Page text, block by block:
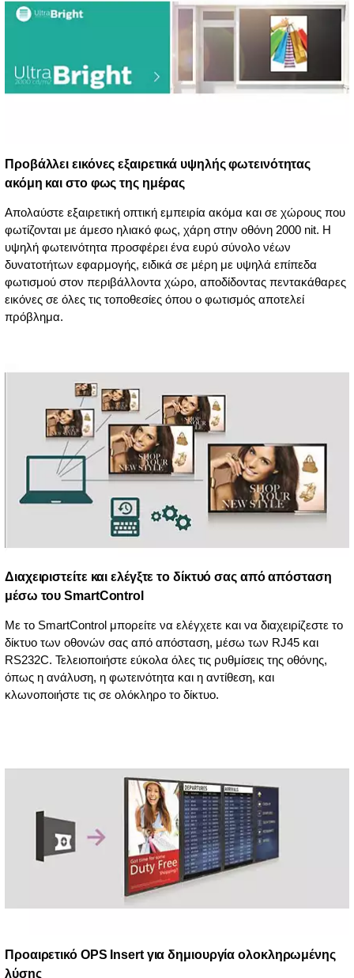
Προβάλλει εικόνες εξαιρετικά υψηλής φωτεινότητας
ακόμη και στο φως της ημέρας
Απολαύστε εξαιρετική οπτική εμπειρία ακόμα και σε χώρους που
φωτίζονται με άμεσο ηλιακό φως, χάρη στην οθόνη 2000 nit. Η
υψηλή φωτεινότητα προσφέρει ένα ευρύ σύνολο νέων
δυνατοτήτων εφαρμογής, ειδικά σε μέρη με υψηλά επίπεδα
φωτισμού στον περιβάλλοντα χώρο, αποδίδοντας πεντακάθαρες
εικόνες σε όλες τις τοποθεσίες όπου ο φωτισμός αποτελεί
πρόβλημα.
Διαχειριστείτε και ελέγξτε το δίκτυό σας από απόσταση
μέσω του SmartControl
Με το SmartControl μπορείτε να ελέγχετε και να διαχειρίζεστε το
δίκτυο των οθονών σας από απόσταση, μέσω των RJ45 και
RS232C. Τελειοποιήστε εύκολα όλες τις ρυθμίσεις της οθόνης,
όπως η ανάλυση, η φωτεινότητα και η αντίθεση, και
κλωνοποιήστε τις σε ολόκληρο το δίκτυο.
Προαιρετικό OPS Insert για δημιουργία ολοκληρωμένης
λύσης